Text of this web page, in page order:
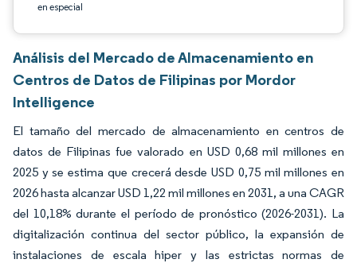
en especial
Análisis del Mercado de Almacenamiento en
Centros de Datos de Filipinas por Mordor
Intelligence
El tamaño del mercado de almacenamiento en centros de
datos de Filipinas fue valorado en USD 0,68 mil millones en
2025 y se estima que crecerá desde USD 0,75 mil millones en
2026 hasta alcanzar USD 1,22 mil millones en 2031, a una CAGR
del 10,18% durante el período de pronóstico (2026-2031). La
digitalización continua del sector público, la expansión de
instalaciones de escala hiper y las estrictas normas de